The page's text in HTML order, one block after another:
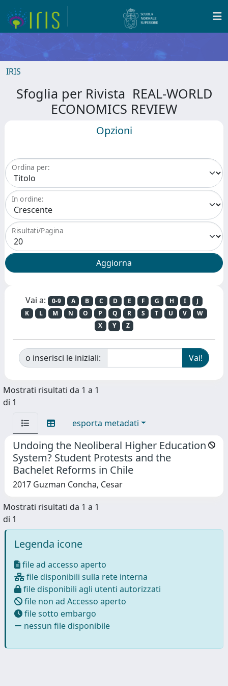
IRIS
Sfoglia per Rivista REAL-WORLD
ECONOMICS REVIEW
Opzioni
Ordina per:
In ordine:
Risultati/Pagina
Vai a: 0-9 A B C D E F G H I
J
K
L M N O P Q R S T U V
W
X
Y Z
o inserisci le iniziali:
Mostrati risultati da 1 a 1
di 1
esporta metadati
Undoing the Neoliberal Higher Education
System? Student Protests and the
Bachelet Reforms in Chile
2017 Guzman Concha, Cesar
Mostrati risultati da 1 a 1
di 1
Legenda icone
file ad accesso aperto
file disponibili sulla rete interna
file disponibili agli utenti autorizzati
file non ad Accesso aperto
file sotto embargo
nessun file disponibile